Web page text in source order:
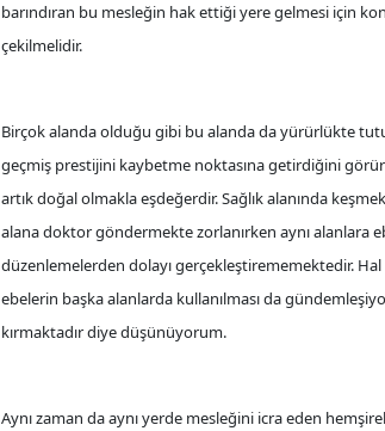
barındıran bu mesleğin hak ettiği yere gelmesi için
çekilmelidir.
Birçok alanda olduğu gibi bu alanda da yürürlükte
geçmiş prestijini kaybetme noktasına getirdiğini
artık doğal olmakla eşdeğerdir. Sağlık alanında
alana doktor göndermekte zorlanırken aynı alanlara
düzenlemelerden dolayı gerçekleştirememektedir.
ebelerin başka alanlarda kullanılması da
kırmaktadır diye düşünüyorum.
Aynı zaman da aynı yerde mesleğini icra eden